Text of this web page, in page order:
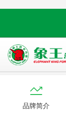

品牌简介